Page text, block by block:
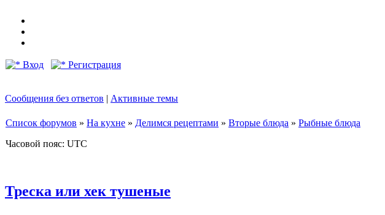
Вход Регистрация
Сообщения без ответов | Активные темы
Список форумов » На кухне » Делимся рецептами » Вторые блюда » Рыбные блюда
Часовой пояс: UTC
Треска или хек тушеные